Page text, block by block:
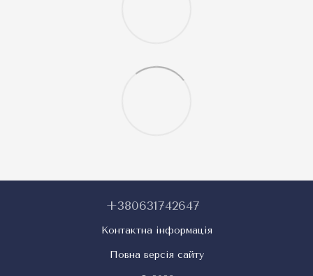
+380631742647
Контактна інформація
Повна версія сайту